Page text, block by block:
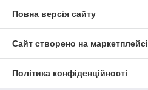
Повна версія сайту
Сайт створено на маркетплейсі
Політика конфіденційності